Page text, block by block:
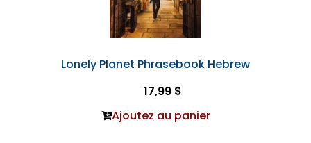
Lonely Planet Phrasebook Hebrew
17,99 $
Ajoutez au panier